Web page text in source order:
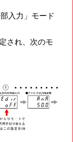
入力」モード
され、次のモ